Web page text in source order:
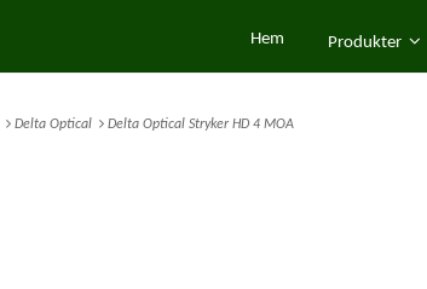
Delta Optical Delta Optical Stryker HD 4 MOA
Hem Produkter